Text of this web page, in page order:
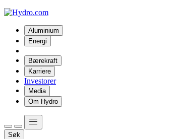
Aluminium
Energi
Bærekraft
Karriere
Investorer
Media
Om Hydro
Søk